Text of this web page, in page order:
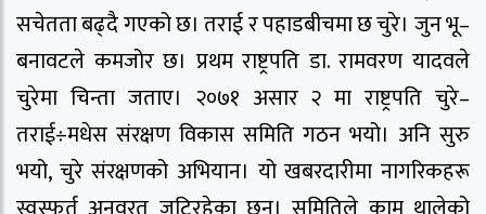
सचेतता बढ्दै गएको छ। तराई र पहाडबीचमा छ चुरे। जुन भू–
बनावटले कमजोर छ। प्रथम राष्ट्रपति डा. रामवरण यादवले
चुरेमा चिन्ता जताए। २०७१ असार २ मा राष्ट्रपति चुरे–
तराई÷मधेस संरक्षण विकास समिति गठन भयो। अनि सुरु
भयो, चुरे संरक्षणको अभियान। यो खबरदारीमा नागरिकहरू